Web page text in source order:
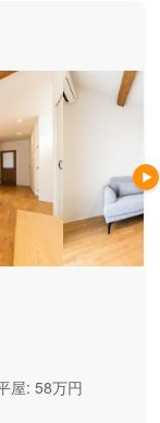
屋: 58万円